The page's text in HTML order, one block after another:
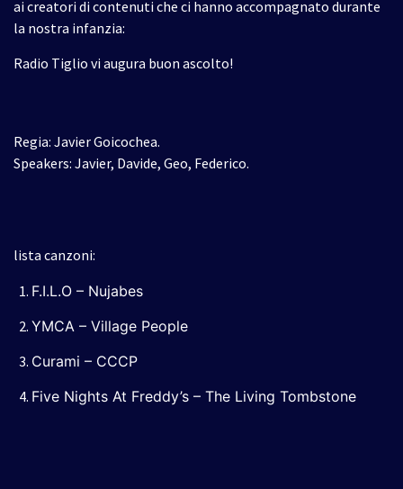
ai creatori di contenuti che ci hanno accompagnato durante
la nostra infanzia:
Radio Tiglio vi augura buon ascolto!
Regia: Javier Goicochea.
Speakers: Javier, Davide, Geo, Federico.
lista canzoni:
F.I.L.O – Nujabes
YMCA – Village People
Curami – CCCP
Five Nights At Freddy’s – The Living Tombstone